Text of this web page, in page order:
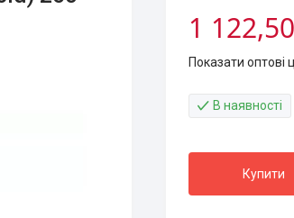
1
Показати оптові
В наявності
Купити